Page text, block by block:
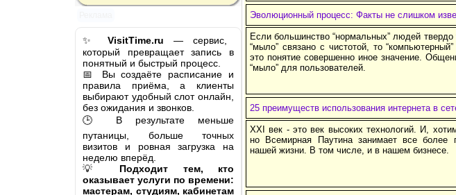
✨ VisitTime.ru — сервис,
который превращает запись в
понятный и быстрый процесс.
📅 Вы создаёте расписание и
правила приёма, а клиенты
выбирают удобный слот онлайн,
без ожидания и звонков.
🕒 В результате меньше
путаницы, больше точных
визитов и ровная загрузка на
неделю вперёд.
💡 Подходит тем, кто
оказывает услуги по времени:
мастерам, студиям, кабинетам
Эволюционный процесс: Факты не слишком
Если большинство “нормальных” людей
“мыло” связано с чистотой, то
это понятие совершенно иное значение.
“мыло” для пользователей.
25 преимуществ использования интернета в
XXI век - это век высоких технологий. И,
но Всемирная Паутина занимает все более
нашей жизни. В том числе, и в нашем бизнесе.